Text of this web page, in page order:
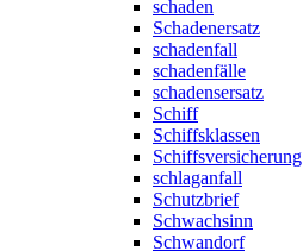
schaden
Schadenersatz
schadenfall
schadenfälle
schadensersatz
Schiff
Schiffsklassen
Schiffsversicherung
schlaganfall
Schutzbrief
Schwachsinn
Schwandorf